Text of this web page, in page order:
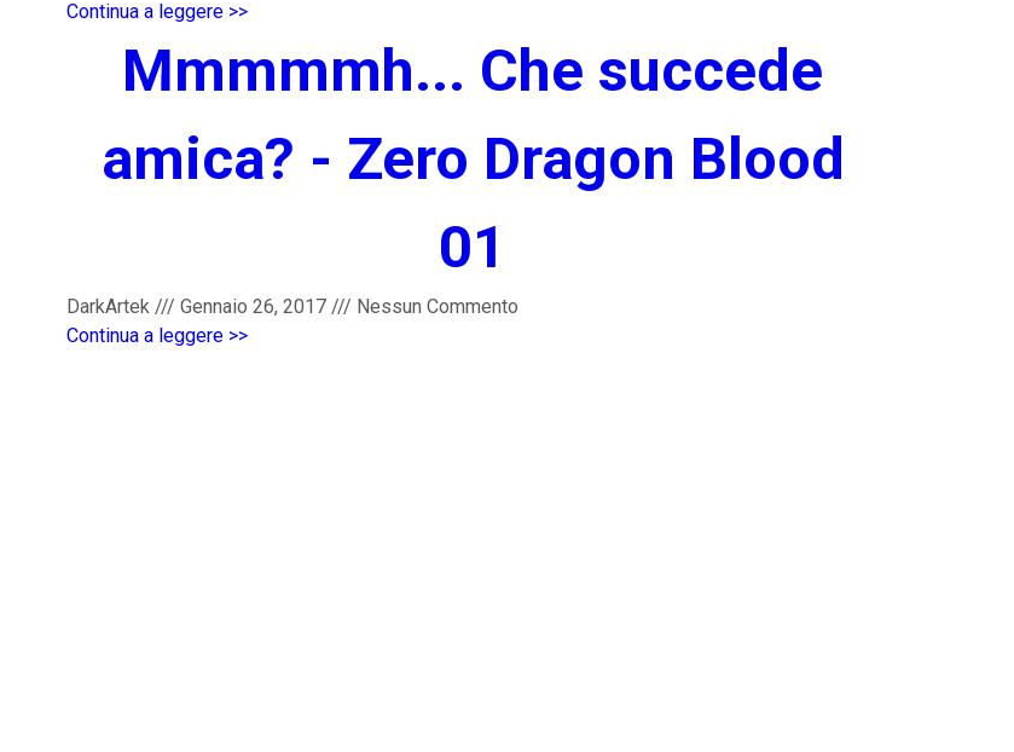
Continua a leggere >>
Mmmmmh... Che succede
amica? - Zero Dragon Blood
01
DarkArtek /// Gennaio 26, 2017 /// Nessun Commento
Continua a leggere >>